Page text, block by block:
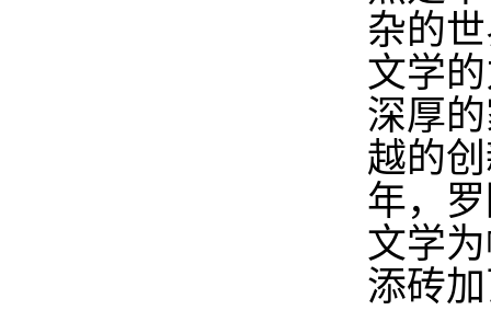
杂的
文学
深厚
越的
年，
文学
添砖